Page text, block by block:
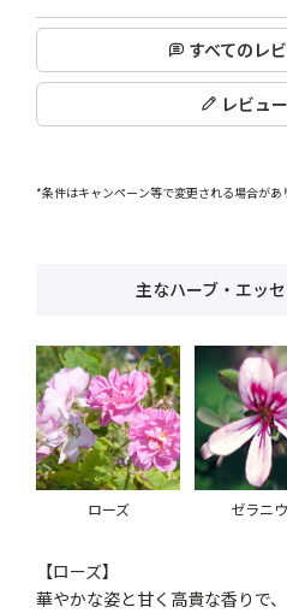
すべてのレ
レビュ
*条件はキャンペーン等で変更される場合があ
主なハーブ・エッ
ローズ ゼラニ
【ローズ】
華やかな姿と甘く高貴な香りで